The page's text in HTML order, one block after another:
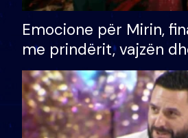
Emocione për Mirin,
me prindërit, vajzën
bashkëshorten:
divorci apo jo?